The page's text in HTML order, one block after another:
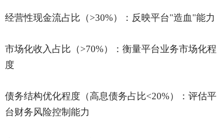
经营性现金流占比（>30%）：反映平台"造血"能力
市场化收入占比（>70%）：衡量平台业务市场化程
度
债务结构优化程度（高息债务占比<20%）：评估平
台财务风险控制能力